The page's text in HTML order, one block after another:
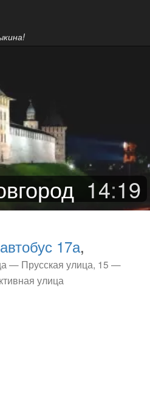
14:19
автобус 17а,
— Прусская улица, 15 —
улица